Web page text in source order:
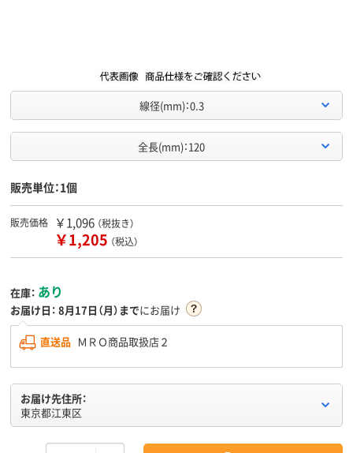
線径(mm)：0.3
全長(mm)：120
販売単位：1個
販売価格 ￥1,096 （税抜き）
￥1,205 （税込）
在庫： あり
お届け日： 8月17日（月）までにお届け
直送品 ＭＲＯ商品取扱店２
お届け先住所：
東京都江東区